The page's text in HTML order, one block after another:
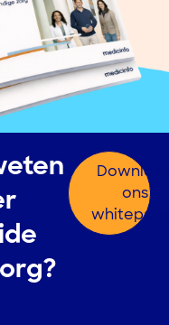
direct via de chat.
ervoor dat vragen
op de post meer
medisch team van
werkafspraken.
van de app in het
biedt Medicinfo
te
hybride
ons